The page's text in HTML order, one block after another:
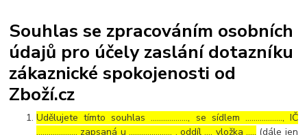
Souhlas se zpracováním osobních
údajů pro účely zaslání dotazníku
zákaznické spokojenosti od
Zboží.cz
Udělujete tímto souhlas ……………..., se sídlem ………………, IČ
………………., zapsaná u ………………… , oddíl …, vložka ….. (dále jen